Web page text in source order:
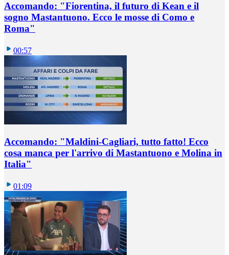
Accomando: "Fiorentina, il futuro di Kean e il
sogno Mastantuono. Ecco le mosse di Como e
Roma"
00:57
Accomando: "Maldini-Cagliari, tutto fatto! Ecco
cosa manca per l'arrivo di Mastantuono e Molina in
Italia"
01:09